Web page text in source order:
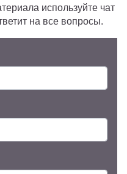
используйте чат
на все вопросы.